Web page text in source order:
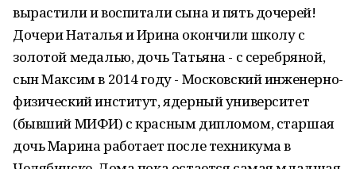
вырастили и воспитали сына и пять дочерей!
Дочери Наталья и Ирина окончили школу с
золотой медалью, дочь Татьяна - с серебряной,
сын Максим в 2014 году - Московский инженерно-
физический институт, ядерный университет
(бывший МИФИ) с красным дипломом, старшая
дочь Марина работает после техникума в